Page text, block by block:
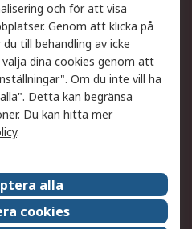
Retur av varor
Spåra din order
Fördelar med RS-konto
Försäljningsvillkor
Press Centre
och för att visa
Genom att klicka på
till behandling av icke
dina cookies genom att
Om du inte vill ha
Detta kan begränsa
Du kan hitta mer
.
alla
cookies